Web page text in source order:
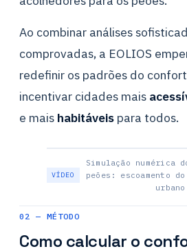
Ao combinar análises
comprovadas, a EOLIOS
redefinir os padrões do
incentivar cidades mais
e mais habitáveis para todos.
Simulação numérica
peões: escoamento
urbano
02 — MÉTODO
Como calcular o